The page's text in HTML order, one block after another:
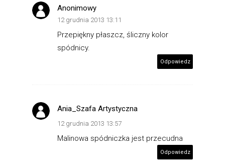
Anonimowy
12 grudnia 2013 13:11
Przepiękny płaszcz, śliczny kolor
spódnicy.
Odpowiedz
Ania_Szafa Artystyczna
12 grudnia 2013 13:57
Malinowa spódniczka jest przecudna
Odpowiedz